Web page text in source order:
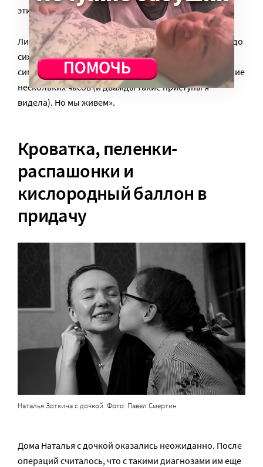
этих осложнений врачи научились избегать.
Лизе сейчас девять лет, она – инвалид-колясочник, до
сих пор дисфункция шунта тут же вызывает у нее
симптомы, которые могут привести к смерти в течение
нескольких часов (и дважды такие приступы я
видела). Но мы живем».
Кроватка, пеленки-
распашонки и
кислородный баллон в
придачу
Наталья Зоткина с дочкой. Фото: Павел Смертин
Дома Наталья с дочкой оказались неожиданно. После
операций считалось, что с такими диагнозами им еще